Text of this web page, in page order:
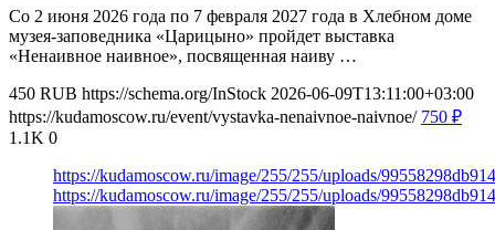
Со 2 июня 2026 года по 7 февраля 2027 года в Хлебном доме
музея-заповедника «Царицыно» пройдет выставка
«Ненаивное наивное», посвященная наиву …
450 RUB https://schema.org/InStock 2026-06-09T13:11:00+03:00
https://kudamoscow.ru/event/vystavka-nenaivnoe-naivnoe/ 750 ₽
1.1K 0
https://kudamoscow.ru/image/255/255/uploads/
https://kudamoscow.ru/image/255/255/uploads/